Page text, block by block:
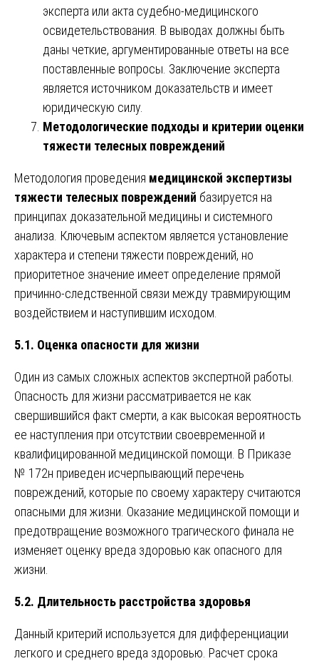
эксперта или акта судебно-медицинского
освидетельствования. В выводах должны быть
даны четкие, аргументированные ответы на все
поставленные вопросы. Заключение эксперта
является источником доказательств и имеет
юридическую силу.
Методологические подходы и критерии оценки
тяжести телесных повреждений
Методология проведения медицинской экспертизы
тяжести телесных повреждений базируется на
принципах доказательной медицины и системного
анализа. Ключевым аспектом является установление
характера и степени тяжести повреждений, но
приоритетное значение имеет определение прямой
причинно-следственной связи между травмирующим
воздействием и наступившим исходом.
5.1. Оценка опасности для жизни
Один из самых сложных аспектов экспертной работы.
Опасность для жизни рассматривается не как
свершившийся факт смерти, а как высокая вероятность
ее наступления при отсутствии своевременной и
квалифицированной медицинской помощи. В Приказе
№ 172н приведен исчерпывающий перечень
повреждений, которые по своему характеру считаются
опасными для жизни. Оказание медицинской помощи и
предотвращение возможного трагического финала не
изменяет оценку вреда здоровью как опасного для
жизни.
5.2. Длительность расстройства здоровья
Данный критерий используется для дифференциации
легкого и среднего вреда здоровью. Расчет срока